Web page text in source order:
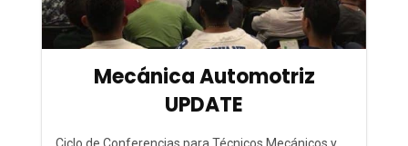
Mecánica Automotriz
UPDATE